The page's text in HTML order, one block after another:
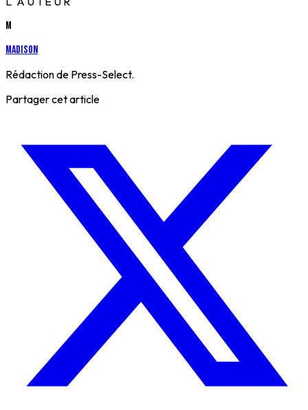
M
Madison
Rédaction de Press-Select.
Partager cet article